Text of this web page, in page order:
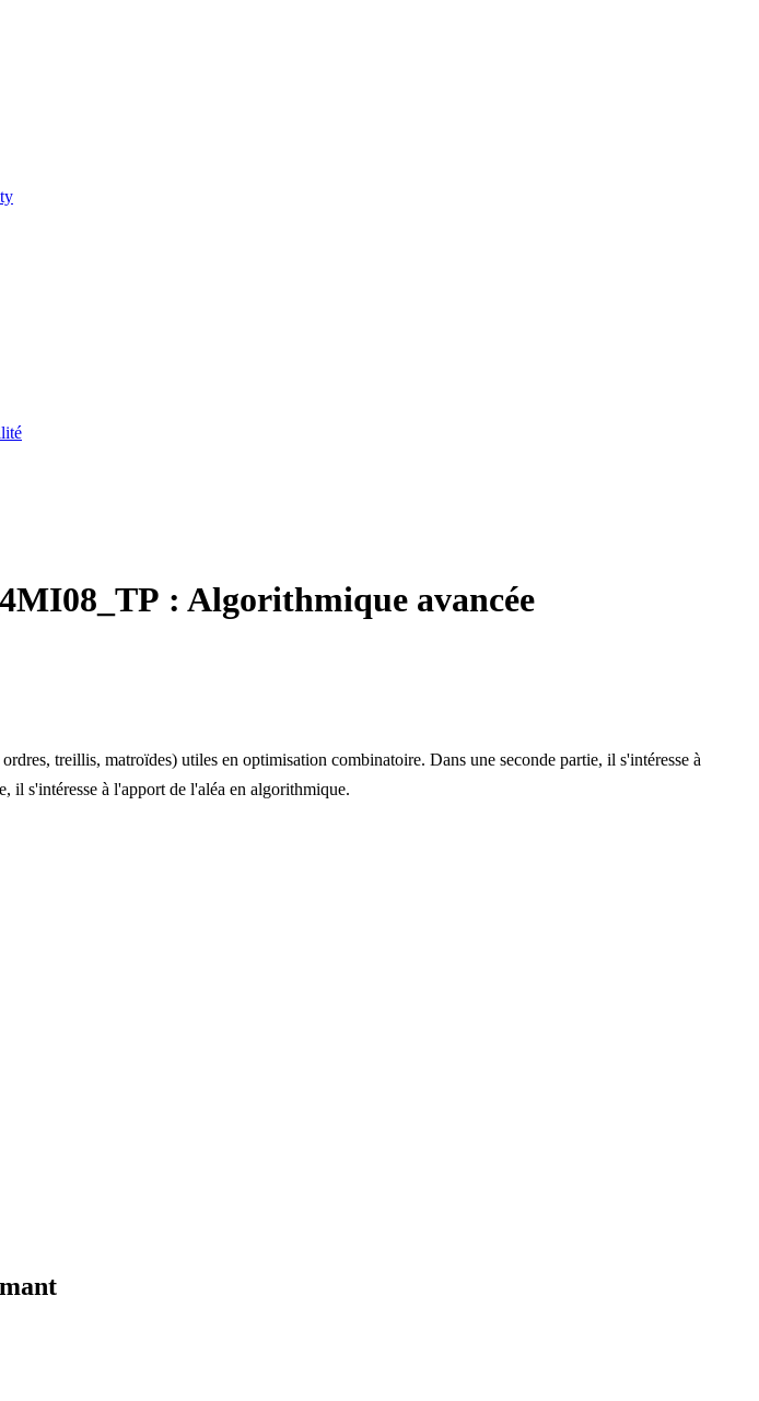
: Algorithmique avancée
treillis, matroïdes) utiles en optimisation combinatoire. Dans une seconde partie, il s'intéresse à
à l'apport de l'aléa en algorithmique.